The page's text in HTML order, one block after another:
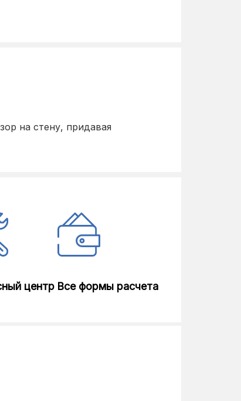
на стену, придавая
центр Все формы расчета